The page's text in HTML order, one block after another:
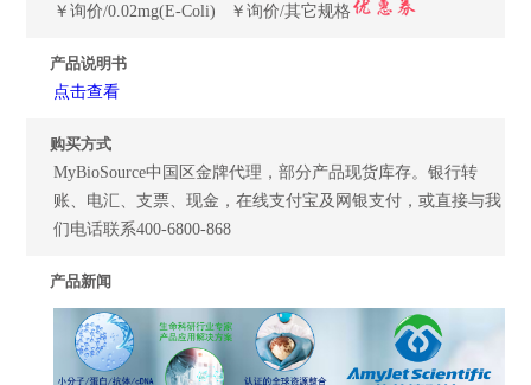
￥询价/0.02mg(E-Coli) ￥询价/其它规格
产品说明书
点击查看
购买方式
MyBioSource中国区金牌代理，部分产品现货库存。银行转
账、电汇、支票、现金，在线支付宝及网银支付，或直接与我
们电话联系400-6800-868
产品新闻